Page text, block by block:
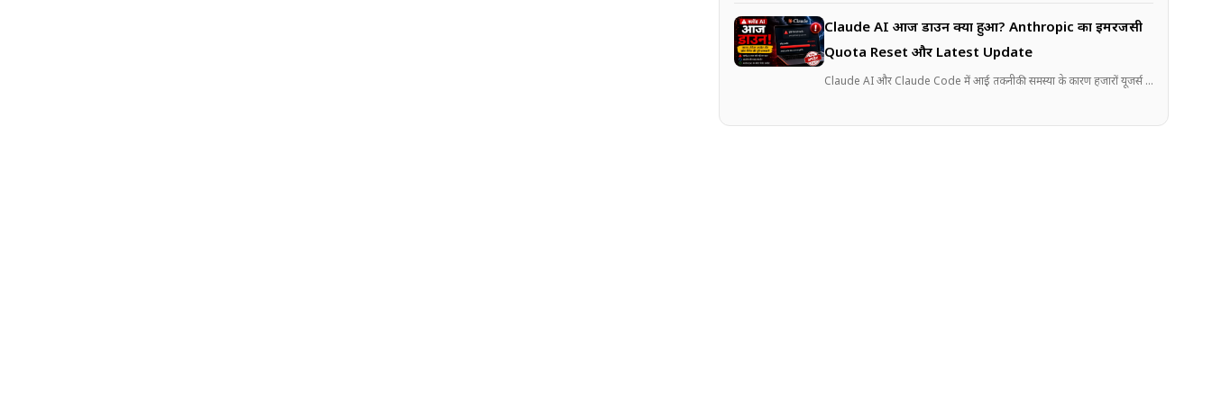
Claude AI आज डाउन क्यों हुआ? Anthropic का इमरजेंसी
Quota Reset और Latest Update
Claude AI और Claude Code में आई तकनीकी समस्या के कारण हजारों यूजर्स प्रभावित हुए..